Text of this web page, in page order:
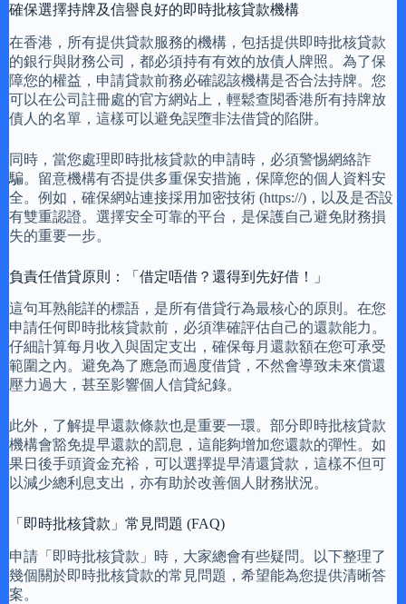
確保選擇持牌及信譽良好的即時批核貸款機構
在香港，所有提供貸款服務的機構，包括提供即時批核貸款
的銀行與財務公司，都必須持有有效的放債人牌照。為了保
障您的權益，申請貸款前務必確認該機構是否合法持牌。您
可以在公司註冊處的官方網站上，輕鬆查閱香港所有持牌放
債人的名單，這樣可以避免誤墮非法借貸的陷阱。
同時，當您處理即時批核貸款的申請時，必須警惕網絡詐
騙。留意機構有否提供多重保安措施，保障您的個人資料安
全。例如，確保網站連接採用加密技術 (https://)，以及是否設
有雙重認證。選擇安全可靠的平台，是保護自己避免財務損
失的重要一步。
負責任借貸原則：「借定唔借？還得到先好借！」
這句耳熟能詳的標語，是所有借貸行為最核心的原則。在您
申請任何即時批核貸款前，必須準確評估自己的還款能力。
仔細計算每月收入與固定支出，確保每月還款額在您可承受
範圍之內。避免為了應急而過度借貸，不然會導致未來償還
壓力過大，甚至影響個人信貸紀錄。
此外，了解提早還款條款也是重要一環。部分即時批核貸款
機構會豁免提早還款的罰息，這能夠增加您還款的彈性。如
果日後手頭資金充裕，可以選擇提早清還貸款，這樣不但可
以減少總利息支出，亦有助於改善個人財務狀況。
「即時批核貸款」常見問題 (FAQ)
申請「即時批核貸款」時，大家總會有些疑問。以下整理了
幾個關於即時批核貸款的常見問題，希望能為您提供清晰答
案。